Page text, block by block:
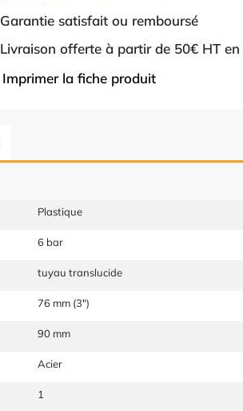
Garantie satisfait ou remboursé
Livraison offerte à partir de 50€ HT en
Imprimer la fiche produit
Plastique
6 bar
tuyau translucide
76 mm (3")
90 mm
Acier
1